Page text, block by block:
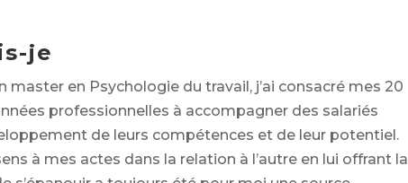
je
master en Psychologie du travail, j’ai consacré mes 20
professionnelles à accompagner des salariés
de leurs compétences et de leur potentiel.
à mes actes dans la relation à l’autre en lui offrant la